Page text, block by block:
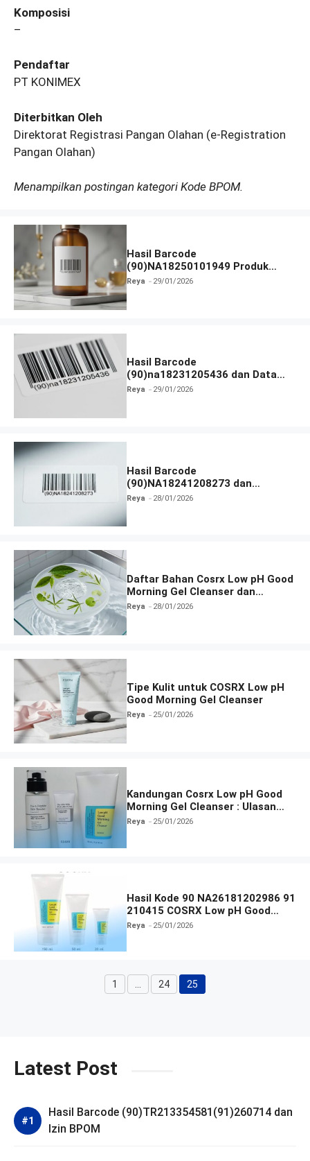
Komposisi
–
Pendaftar
PT KONIMEX
Diterbitkan Oleh
Direktorat Registrasi Pangan Olahan (e-Registration
Pangan Olahan)
Menampilkan postingan kategori Kode BPOM.
Hasil Barcode
(90)NA18250101949 Produk
Terlengkap
Reya 29/01/2026
Hasil Barcode
(90)na18231205436 dan Data
Produk Terbaru
Reya 29/01/2026
Hasil Barcode
(90)NA18241208273 dan
Informasi Terlengkap
Reya 28/01/2026
Daftar Bahan Cosrx Low pH Good
Morning Gel Cleanser dan
Fungsinya
Reya 28/01/2026
Tipe Kulit untuk COSRX Low pH
Good Morning Gel Cleanser
Reya 25/01/2026
Kandungan Cosrx Low pH Good
Morning Gel Cleanser : Ulasan
Manfaat, dan Cara Pakai
Reya 25/01/2026
Hasil Kode 90 NA26181202986 91
210415 COSRX Low pH Good
Morning Gel Cleanser
Reya 25/01/2026
Halaman
1 … Halaman
24 Halaman
25
Latest Post
Hasil Barcode (90)TR213354581(91)260714 dan
Izin BPOM